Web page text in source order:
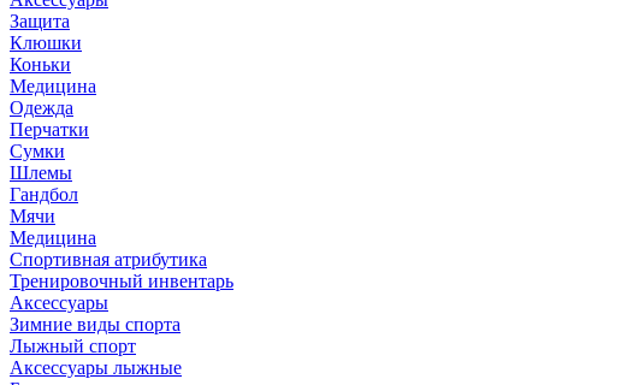
Защита
Клюшки
Коньки
Медицина
Одежда
Перчатки
Сумки
Шлемы
Гандбол
Мячи
Медицина
Спортивная атрибутика
Тренировочный инвентарь
Аксессуары
Зимние виды спорта
Лыжный спорт
Аксессуары лыжные